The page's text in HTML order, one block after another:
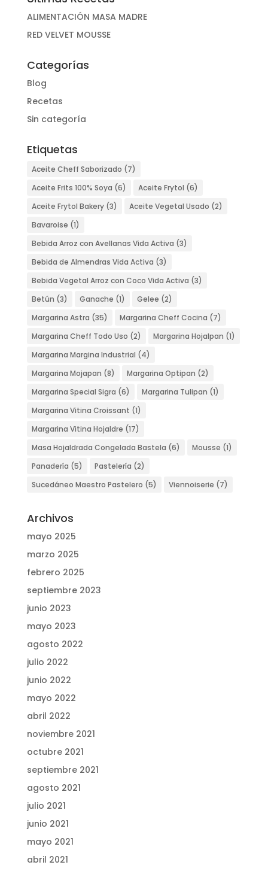
ALIMENTACIÓN MASA MADRE
RED VELVET MOUSSE
Categorías
Blog
Recetas
Sin categoría
Etiquetas
Aceite Cheff Saborizado (7)
Aceite Frits 100% Soya (6) Aceite Frytol (6)
Aceite Frytol Bakery(3) Aceite Vegetal Usado (2)
Bavaroise (1)
Bebida Arroz con Avellanas Vida Activa (3)
Bebida de Almendras Vida Activa (3)
Bebida Vegetal Arroz con Coco Vida Activa (3)
Betún (3) Ganache (1) Gelee (2)
Margarina Astra (35) Margarina Cheff Cocina (7)
Margarina Cheff Todo Uso (2) Margarina Hojalpan (1)
Margarina Margina Industrial (4)
Margarina Mojapan (8) Margarina Optipan (2)
Margarina Special Sigra (6) Margarina Tulipan (1)
Margarina Vitina Croissant (1)
Margarina Vitina Hojaldre (17)
Masa Hojaldrada Congelada Bastela (6) Mousse (1)
Panadería (5) Pastelería (2)
Sucedáneo Maestro Pastelero (5) Viennoiserie (7)
Archivos
mayo 2025
marzo 2025
febrero 2025
septiembre 2023
junio 2023
mayo 2023
agosto 2022
julio 2022
junio 2022
mayo 2022
abril 2022
noviembre 2021
octubre 2021
septiembre 2021
agosto 2021
julio 2021
junio 2021
mayo 2021
abril 2021